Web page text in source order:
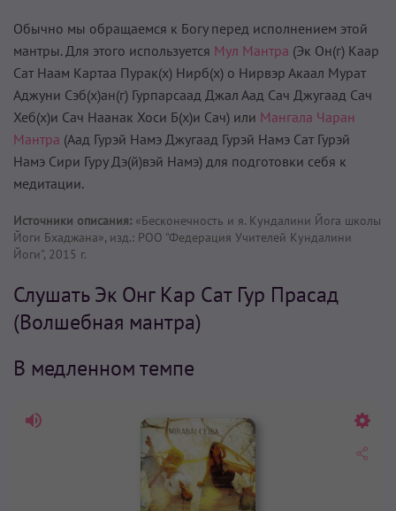
Обычно мы обращаемся к Богу перед исполнением этой
мантры. Для этого используется Мул Мантра (Эк Он(г) Каар
Сат Наам Картаа Пурак(х) Нирб(х) о Нирвэр Акаал Мурат
Аджуни Сэб(х)ан(г) Гурпарсаад Джал Аад Сач Джугаад Сач
Хеб(х)и Сач Наанак Хоси Б(х)и Сач) или Мангала Чаран
Мантра (Аад Гурэй Намэ Джугаад Гурэй Намэ Сат Гурэй
Намэ Сири Гуру Дэ(й)вэй Намэ) для подготовки себя к
медитации.
Источники описания: «Бесконечность и я. Кундалини Йога школы
Йоги Бхаджана», изд.: РОО "Федерация Учителей Кундалини
Йоги", 2015 г.
Слушать Эк Онг Кар Сат Гур Прасад
(Волшебная мантра)
В медленном темпе